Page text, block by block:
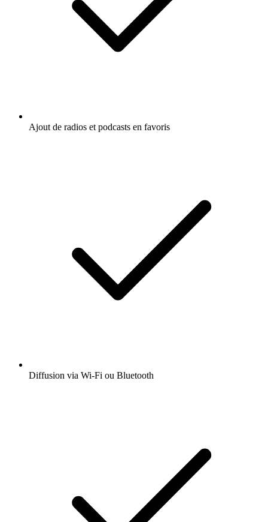
Ajout de radios et podcasts en favoris
Diffusion via Wi-Fi ou Bluetooth